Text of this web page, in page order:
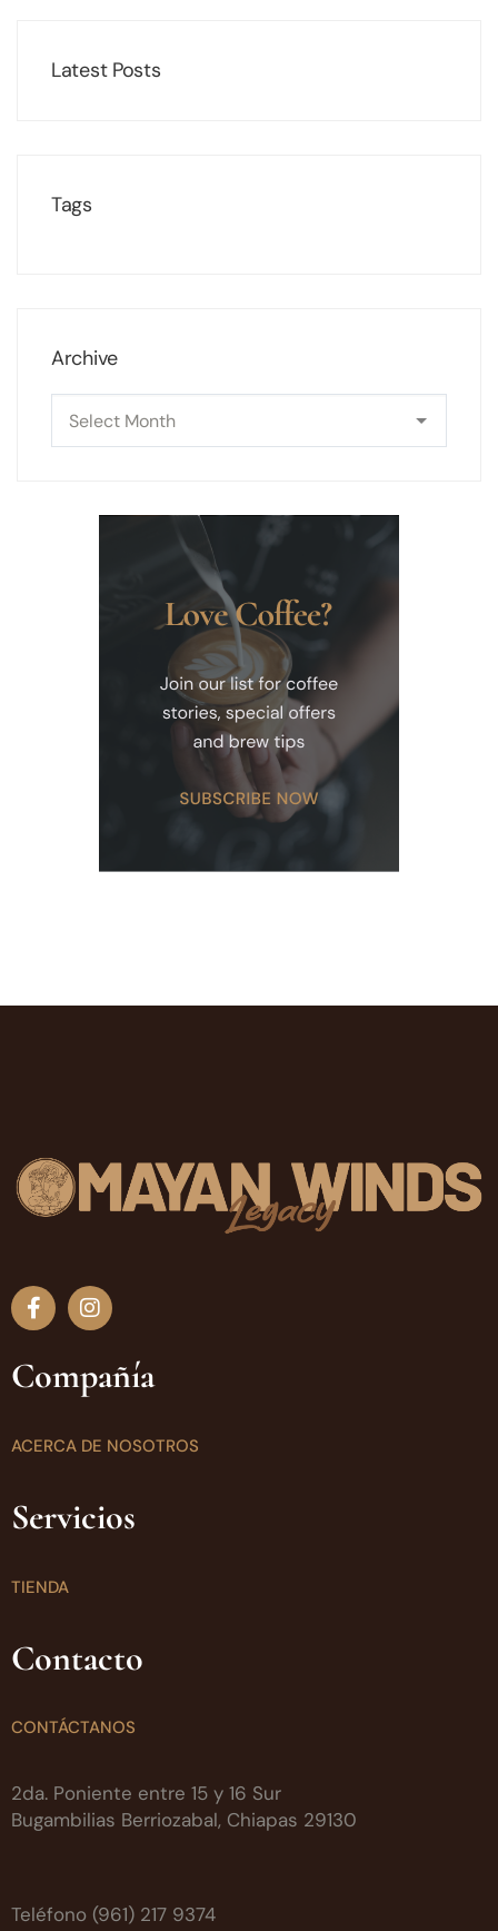
Latest Posts
Tags
Archive
Compañía
ACERCA DE NOSOTROS
Servicios
TIENDA
Contacto
CONTÁCTANOS
2da. Poniente entre 15 y 16 Sur
Bugambilias Berriozabal, Chiapas 29130
Teléfono (961) 217 9374